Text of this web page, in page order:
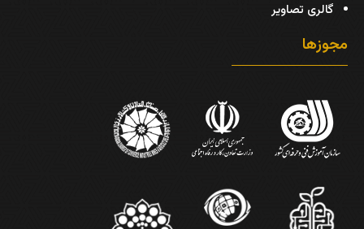
گالری تصاویر
مجوزها